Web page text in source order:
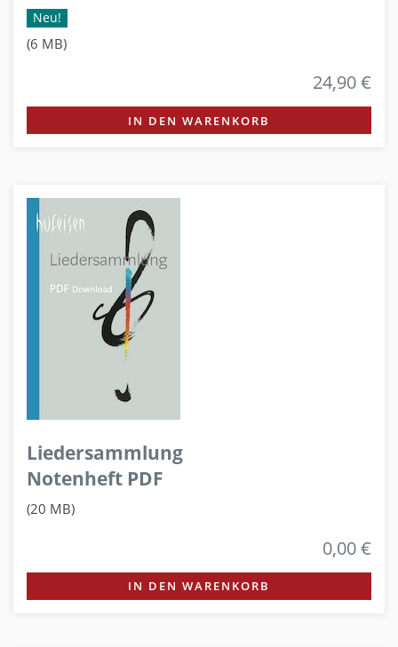
Neu!
(6 MB)
24,90 €
IN DEN WARENKORB
Liedersammlung
Notenheft PDF
(20 MB)
0,00 €
IN DEN WARENKORB